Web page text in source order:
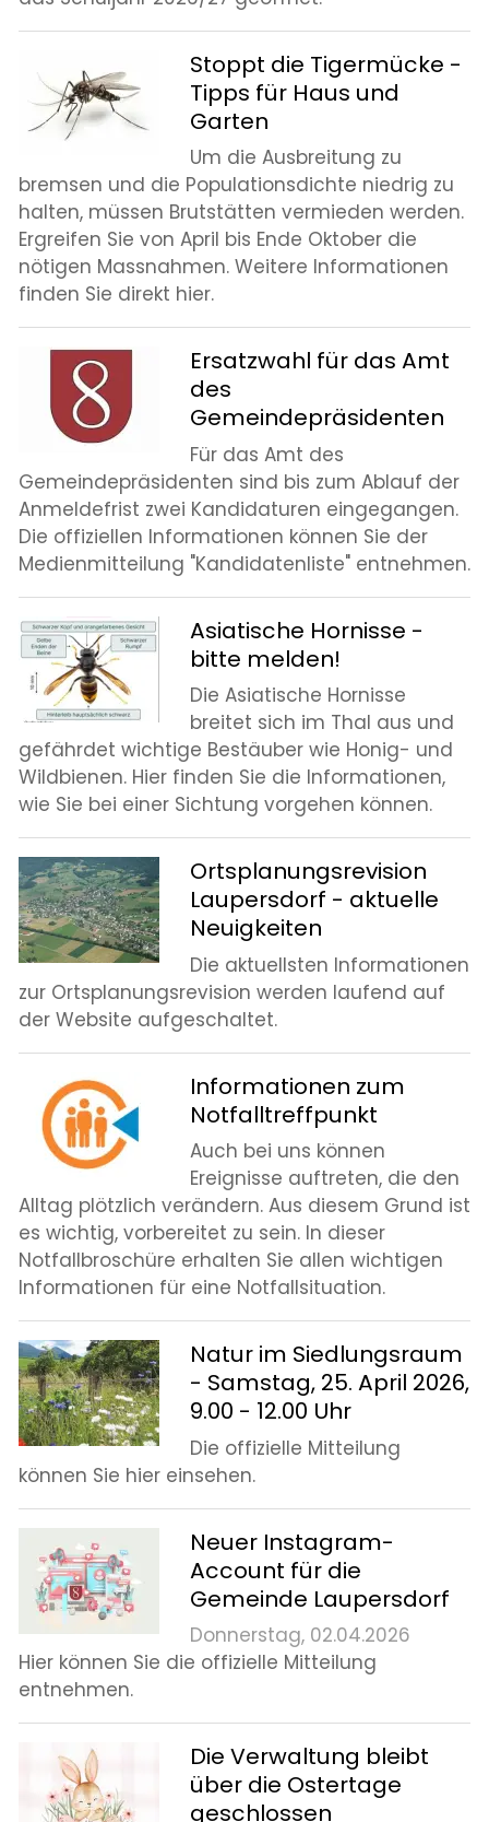
Stoppt die Tigermücke -
Tipps für Haus und
Garten
Um die Ausbreitung zu
bremsen und die Populationsdichte niedrig zu
halten, müssen Brutstätten vermieden werden.
Ergreifen Sie von April bis Ende Oktober die
nötigen Massnahmen. Weitere Informationen
finden Sie direkt hier.
Ersatzwahl für das Amt
des
Gemeindepräsidenten
Für das Amt des
Gemeindepräsidenten sind bis zum Ablauf der
Anmeldefrist zwei Kandidaturen eingegangen.
Die offiziellen Informationen können Sie der
Medienmitteilung "Kandidatenliste" entnehmen.
Asiatische Hornisse -
bitte melden!
Die Asiatische Hornisse
breitet sich im Thal aus und
gefährdet wichtige Bestäuber wie Honig- und
Wildbienen. Hier finden Sie die Informationen,
wie Sie bei einer Sichtung vorgehen können.
Ortsplanungsrevision
Laupersdorf - aktuelle
Neuigkeiten
Die aktuellsten Informationen
zur Ortsplanungsrevision werden laufend auf
der Website aufgeschaltet.
Informationen zum
Notfalltreffpunkt
Auch bei uns können
Ereignisse auftreten, die den
Alltag plötzlich verändern. Aus diesem Grund ist
es wichtig, vorbereitet zu sein. In dieser
Notfallbroschüre erhalten Sie allen wichtigen
Informationen für eine Notfallsituation.
Natur im Siedlungsraum
- Samstag, 25. April 2026,
9.00 - 12.00 Uhr
Die offizielle Mitteilung
können Sie hier einsehen.
Neuer Instagram-
Account für die
Gemeinde Laupersdorf
Donnerstag, 02.04.2026
Hier können Sie die offizielle Mitteilung
entnehmen.
Die Verwaltung bleibt
über die Ostertage
geschlossen